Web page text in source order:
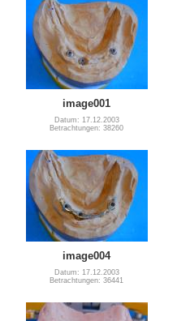
image001
Datum: 17.12.2003
Betrachtungen: 38260
image004
Datum: 17.12.2003
Betrachtungen: 36441